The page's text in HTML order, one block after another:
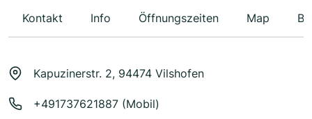
Kontakt Info Öffnungszeiten Map
Kapuzinerstr. 2, 94474 Vilshofen
+491737621887 (Mobil)